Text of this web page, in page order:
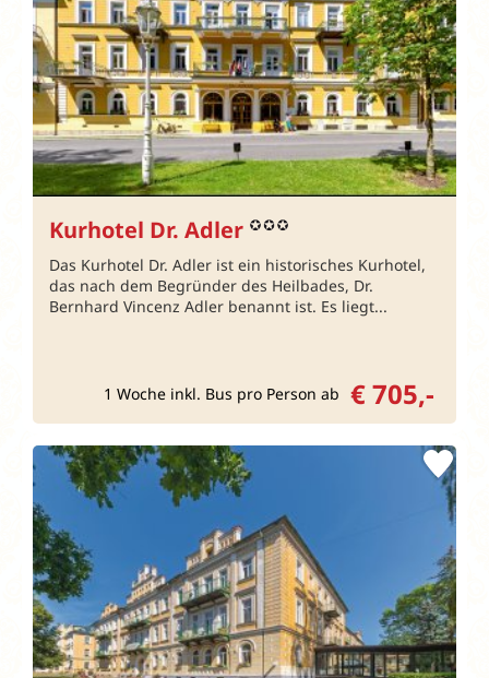
Kurhotel Dr. Adler
Das Kurhotel Dr. Adler ist ein historisches Kurhotel,
das nach dem Begründer des Heilbades, Dr.
Bernhard Vincenz Adler benannt ist. Es liegt...
1 Woche inkl. Bus pro Person ab € 705,-